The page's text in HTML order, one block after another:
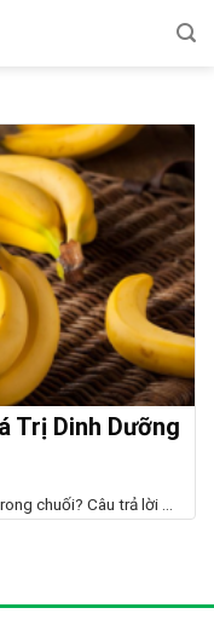
Trị Dinh Dưỡng
chuối? Câu trả lời ...